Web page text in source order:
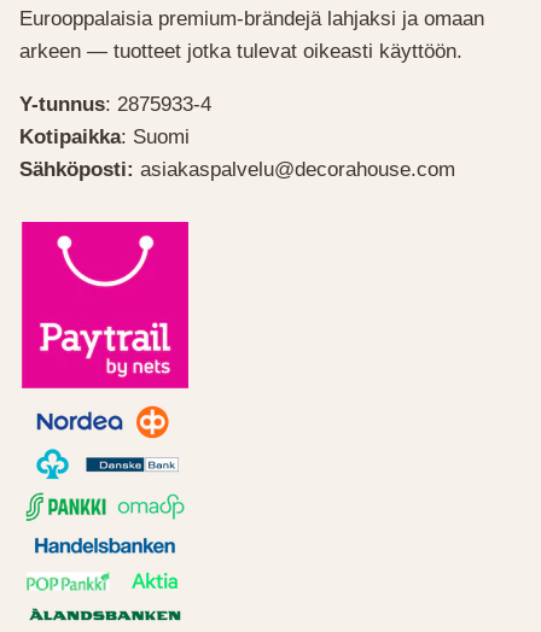
Eurooppalaisia premium-brändejä lahjaksi ja omaan
arkeen — tuotteet jotka tulevat oikeasti käyttöön.
Y-tunnus: 2875933-4
Kotipaikka: Suomi
Sähköposti: asiakaspalvelu@decorahouse.com